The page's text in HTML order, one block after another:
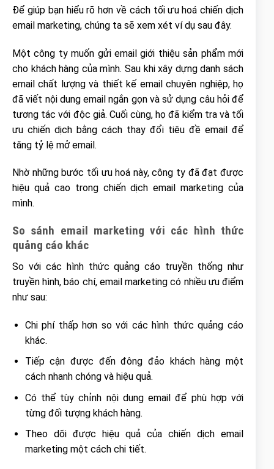
Để giúp bạn hiểu rõ hơn về cách tối ưu hoá chiến dịch
email marketing, chúng ta sẽ xem xét ví dụ sau đây.
Một công ty muốn gửi email giới thiệu sản phẩm mới
cho khách hàng của mình. Sau khi xây dựng danh sách
email chất lượng và thiết kế email chuyên nghiệp, họ
đã viết nội dung email ngắn gọn và sử dụng câu hỏi để
tương tác với độc giả. Cuối cùng, họ đã kiểm tra và tối
ưu chiến dịch bằng cách thay đổi tiêu đề email để
tăng tỷ lệ mở email.
Nhờ những bước tối ưu hoá này, công ty đã đạt được
hiệu quả cao trong chiến dịch email marketing của
mình.
So sánh email marketing với các hình thức
quảng cáo khác
So với các hình thức quảng cáo truyền thống như
truyền hình, báo chí, email marketing có nhiều ưu điểm
như sau:
Chi phí thấp hơn so với các hình thức quảng cáo
khác.
Tiếp cận được đến đông đảo khách hàng một
cách nhanh chóng và hiệu quả.
Có thể tùy chỉnh nội dung email để phù hợp với
từng đối tượng khách hàng.
Theo dõi được hiệu quả của chiến dịch email
marketing một cách chi tiết.